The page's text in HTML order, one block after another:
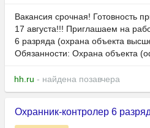
Вакансия срочная! Готовность
17 августа!!! Приглашаем на
6 разряда (охрана объекта
Обязанности: Охрана объекта
hh.ru - найдена позавчера
Охранник-контролер 6